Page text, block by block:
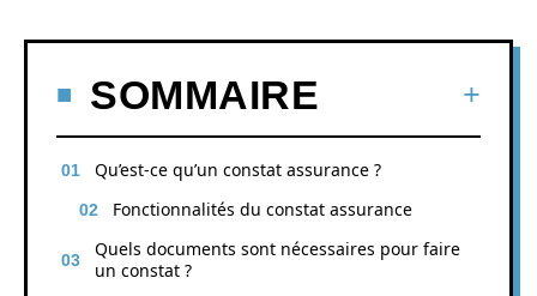
SOMMAIRE
Qu’est-ce qu’un constat assurance ?
Fonctionnalités du constat assurance
Quels documents sont nécessaires pour faire
un constat ?